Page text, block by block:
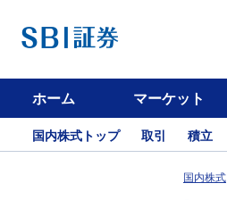
ホーム マーケット
国内株式トップ 取引 積立
国内株式